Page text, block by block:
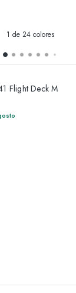
1 de 24 colores
Flight Deck M